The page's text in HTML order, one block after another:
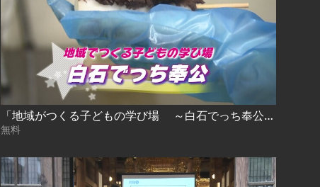
「地域がつくる子どもの学び場 ～白石でっち奉公～」
無料